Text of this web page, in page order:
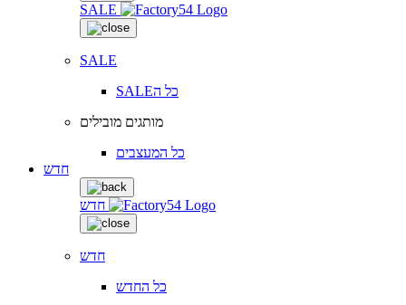
SALE
SALE
SALEכל ה
מותגים מובילים
כל המעצבים
חדש
חדש
חדש
כל החדש